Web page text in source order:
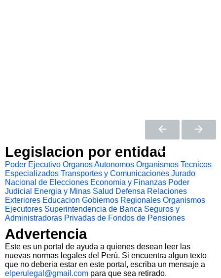
Legislacion por entidad
Poder Ejecutivo Organos Autonomos Organismos Tecnicos
Especializados Transportes y Comunicaciones Jurado
Nacional de Elecciones Economia y Finanzas Poder
Judicial
Energia y Minas Salud Defensa Relaciones
Exteriores Educacion Gobiernos Regionales Organismos
Ejecutores Superintendencia de Banca Seguros y
Administradoras Privadas de Fondos de Pensiones
Advertencia
Este es un portal de ayuda a quienes desean leer las
nuevas normas legales del Perú. Si encuentra algun texto
que no deberia estar en este portal, escriba un mensaje a
elperulegal@gmail.com para que sea retirado.